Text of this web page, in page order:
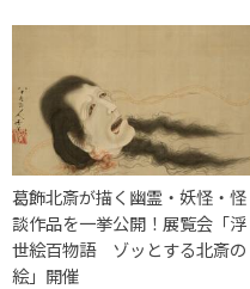
葛飾北斎が描く幽霊・妖怪・怪
談作品を一挙公開！展覧会「浮
世絵百物語 ゾッとする北斎の
絵」開催